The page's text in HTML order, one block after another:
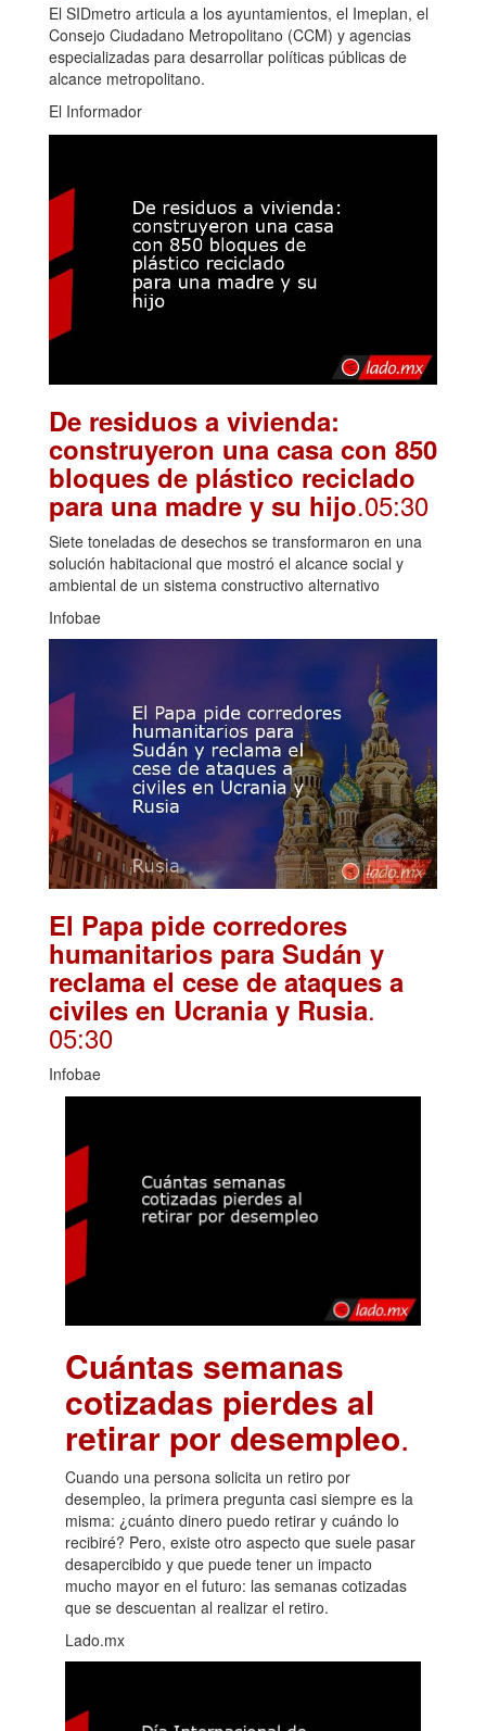
El SIDmetro articula a los ayuntamientos, el Imeplan, el
Consejo Ciudadano Metropolitano (CCM) y agencias
especializadas para desarrollar políticas públicas de
alcance metropolitano.
El Informador
De residuos a vivienda:
construyeron una casa con 850
bloques de plástico reciclado
para una madre y su hijo.05:30
Siete toneladas de desechos se transformaron en una
solución habitacional que mostró el alcance social y
ambiental de un sistema constructivo alternativo
Infobae
El Papa pide corredores
humanitarios para Sudán y
reclama el cese de ataques a
civiles en Ucrania y Rusia.
05:30
Infobae
Cuántas semanas
cotizadas pierdes al
retirar por desempleo.
Cuando una persona solicita un retiro por
desempleo, la primera pregunta casi siempre es la
misma: ¿cuánto dinero puedo retirar y cuándo lo
recibiré? Pero, existe otro aspecto que suele pasar
desapercibido y que puede tener un impacto
mucho mayor en el futuro: las semanas cotizadas
que se descuentan al realizar el retiro.
Lado.mx